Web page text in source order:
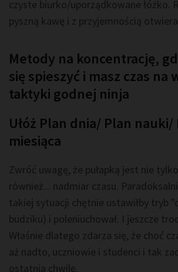
czyste biurko/uporządkowane łóżko.
pyszną kawę i z przyjemnością
Metody na koncentrację,
się spieszyć i masz czas na
taktyki godnej ninja
Ułóż Plan dnia/ Plan nauki/
miesiąca
Zwróć uwagę, że pułapką jest nie
również... nadmiar czasu.
takiej sytuacji chętnie ustawiłby tryb
budziku) i poleniuchował. I jeszcze
Właśnie dlatego zdarza się, że choć
aż nadto, uczniowie i studenci i tak
ostatnią chwilę.